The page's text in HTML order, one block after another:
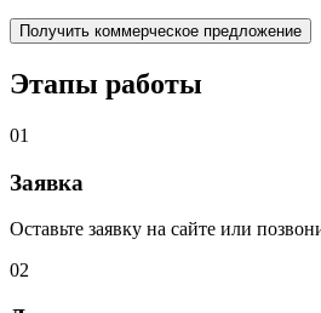
Этапы работы
01
Заявка
Оставьте заявку на сайте или
02